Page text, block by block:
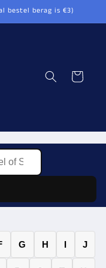
bestel berag is €3)
Winkelwagen
G H I J